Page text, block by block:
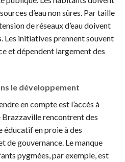
d’eau non sûres. Par taille
de réseaux d’eau doivent
Les initiatives prennent souvent
et dépendent largement des
le développement
en compte est l’accès à
Brazzaville rencontrent des
en proie à des
de gouvernance. Le manque
pygmées, par exemple, est